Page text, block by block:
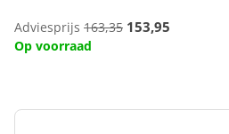
Adviesprijs 163,35 153,95
Op voorraad